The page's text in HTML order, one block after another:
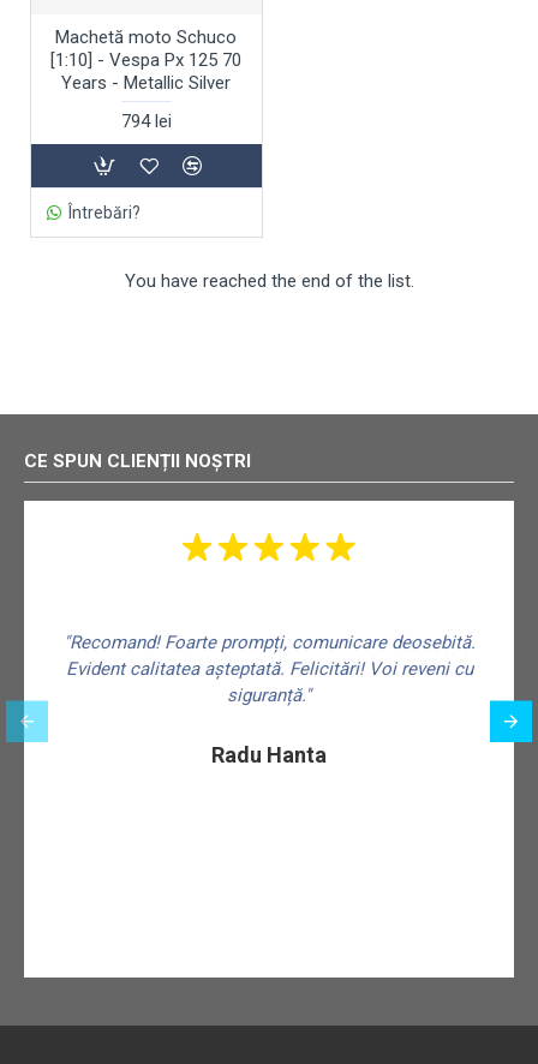
Machetă moto Schuco
[1:10] - Vespa Px 125 70
Years - Metallic Silver
794 lei
Întrebări?
You have reached the end of the list.
CE SPUN CLIENȚII NOȘTRI
"Recomand! Foarte prompți, comunicare deosebită.
Evident calitatea așteptată. Felicitări! Voi reveni cu
siguranță."
Radu Hanta